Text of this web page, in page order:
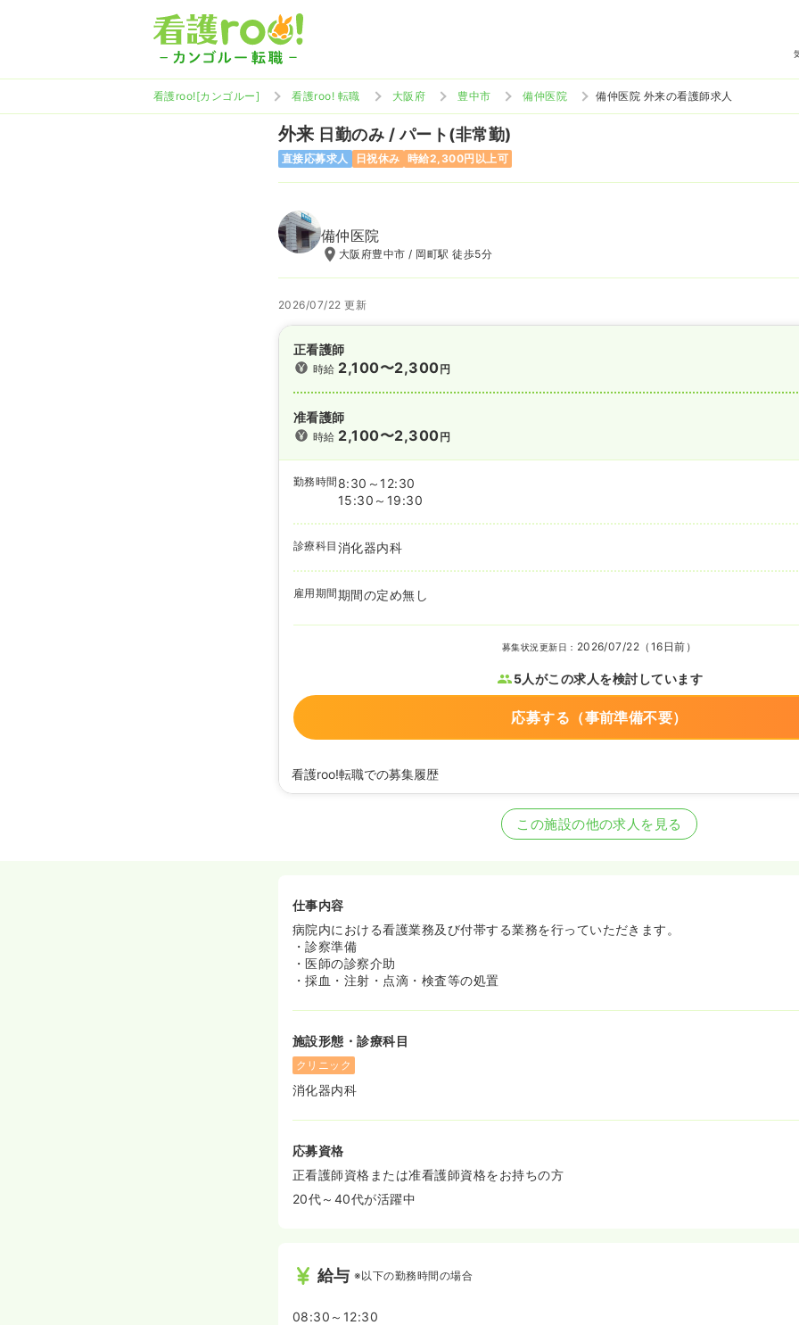
看護roo![カンゴルー] 看護roo! 転職 大阪府 豊中市 備仲医院 備仲医院 外来の看護師求人
外来 日勤のみ / パート(非常勤)
直接応募求人 日祝休み 時給2,300円以上可
備仲医院
大阪府豊中市 / 岡町駅 徒歩5分
2026/07/22 更新
正看護師
時給 2,100〜2,300円
准看護師
時給 2,100〜2,300円
勤務時間 8:30～12:30
15:30～19:30
診療科目 消化器内科
雇用期間期間の定め無し
募集状況更新日： 2026/07/22（16日前）
5人がこの求人を検討しています
応募する（事前準備不要）
看護roo!転職での募集履歴
この施設の他の求人を見る
仕事内容
病院内における看護業務及び付帯する業務を行っていただきます。
・診察準備
・医師の診察介助
・採血・注射・点滴・検査等の処置
施設形態・診療科目
クリニック
消化器内科
応募資格
正看護師資格または准看護師資格をお持ちの方
20代～40代が活躍中
給与 ※以下の勤務時間の場合
08:30～12:30